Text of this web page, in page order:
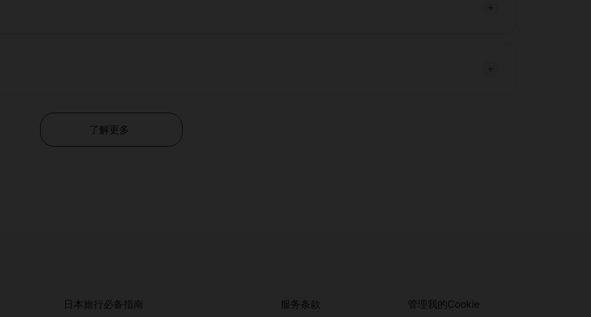
了解更多
日本旅行必备指南 服务条款 管理我的Cookie